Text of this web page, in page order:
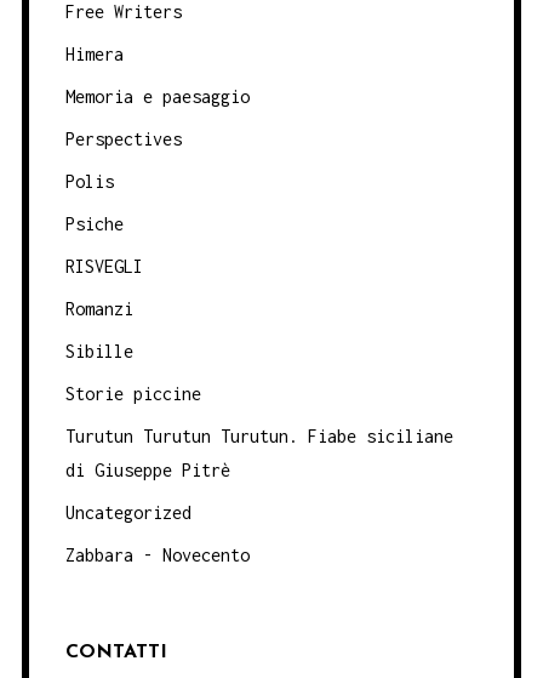
Free Writers
Himera
Memoria e paesaggio
Perspectives
Polis
Psiche
RISVEGLI
Romanzi
Sibille
Storie piccine
Turutun Turutun Turutun. Fiabe siciliane
di Giuseppe Pitrè
Uncategorized
Zabbara - Novecento
CONTATTI